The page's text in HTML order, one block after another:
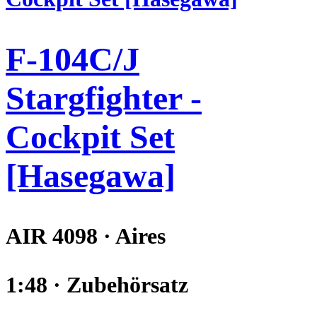
F-104C/J
Stargfighter -
Cockpit Set
[Hasegawa]
AIR 4098 · Aires
1:48 · Zubehörsatz